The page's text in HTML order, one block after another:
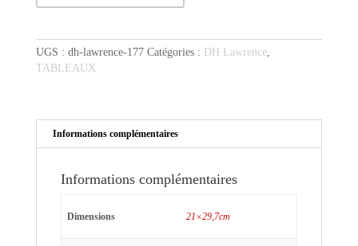
Lawrence
fond
rouge
UGS : dh-lawrence-177 Catégories : DH Lawrence,
TABLEAUX
Informations complémentaires
Informations complémentaires
Dimensions 21×29,7cm